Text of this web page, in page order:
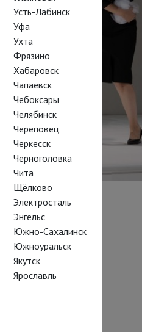
Усть-Лабинск
Уфа
Ухта
Фрязино
Хабаровск
Чапаевск
Чебоксары
Челябинск
Череповец
Черкесск
Черноголовка
Чита
Щёлково
Электросталь
Энгельс
Южно-Сахалинск
Южноуральск
Якутск
Ярославль